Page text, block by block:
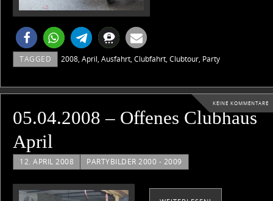
TAGGED 2008,April,Ausfahrt,Clubfahrt,Clubtour, Party
KEINE KOMMENTARE
05.04.2008 – Offenes Clubhaus
April
12. APRIL 2008 PARTYBILDER 2000 - 2009